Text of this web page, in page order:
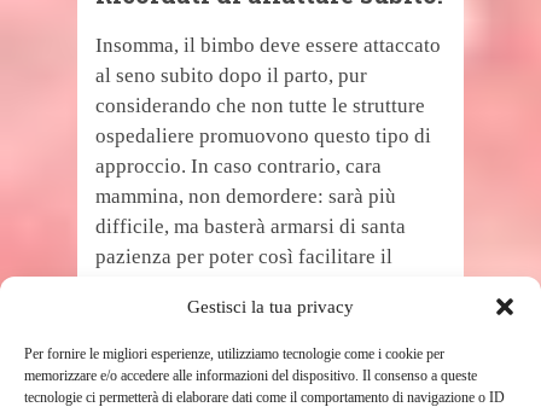
Gestisci la tua privacy
Per fornire le migliori esperienze, utilizziamo tecnologie come i cookie per
memorizzare e/o accedere alle informazioni del dispositivo. Il consenso a queste
tecnologie ci permetterà di elaborare dati come il comportamento di navigazione o ID
Insomma, il bimbo deve essere attaccato
al seno subito dopo il parto, pur
considerando che non tutte le strutture
ospedaliere promuovono questo tipo di
approccio. In caso contrario, cara
mammina, non demordere: sarà più
difficile, ma basterà armarsi di santa
pazienza per poter così facilitare il
TAGS ALLATTAMENTO BAMBINI BAMBINO